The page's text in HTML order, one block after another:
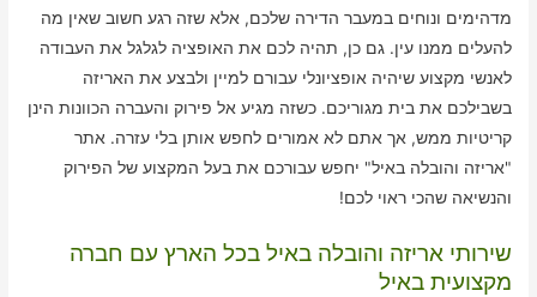
מדהימים ונוחים במעבר הדירה שלכם, אלא שזה רגע חשוב שאין מה
להעלים ממנו עין. גם כן, תהיה לכם את האופציה לגלגל את העבודה
לאנשי מקצוע שיהיה אופציונלי עבורם למיין ולבצע את האריזה
בשבילכם את בית מגוריכם. כשזה מגיע אל פירוק והעברה הכוונות הינן
קריטיות ממש, אך אתם לא אמורים לחפש אותן בלי עזרה. אתר
"אריזה והובלה באיל" יחפש עבורכם את בעל המקצוע של הפירוק
והנשיאה שהכי ראוי לכם!
שירותי אריזה והובלה באיל בכל הארץ עם חברה
מקצועית באיל